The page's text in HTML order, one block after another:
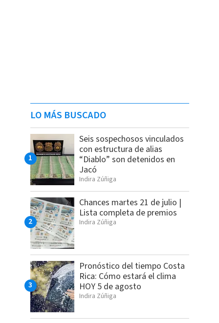
LO MÁS BUSCADO
Seis sospechosos vinculados
con estructura de alias
“Diablo” son detenidos en
Jacó
Indira Zúñiga
Chances martes 21 de julio |
Lista completa de premios
Indira Zúñiga
Pronóstico del tiempo Costa
Rica: Cómo estará el clima
HOY 5 de agosto
Indira Zúñiga